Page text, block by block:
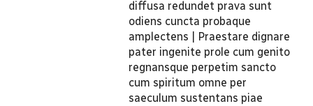
diffusa redundet prava sunt
odiens cuncta probaque
amplectens | Praestare dignare
pater ingenite prole cum genito
regnansque perpetim sancto
cum spiritum omne per
saeculum sustentans piae